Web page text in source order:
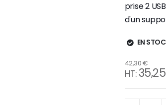
prise 2
d'un
EN
42,30 €